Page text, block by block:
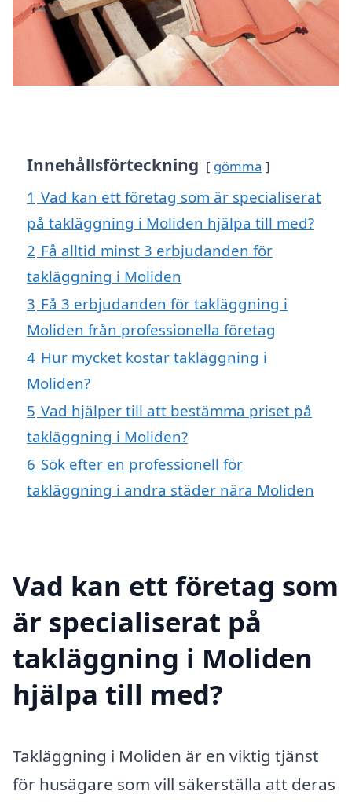
Innehållsförteckning gömma
1 Vad kan ett företag som är specialiserat
på takläggning i Moliden hjälpa till med?
2 Få alltid minst 3 erbjudanden för
takläggning i Moliden
3 Få 3 erbjudanden för takläggning i
Moliden från professionella företag
4 Hur mycket kostar takläggning i
Moliden?
5 Vad hjälper till att bestämma priset på
takläggning i Moliden?
6 Sök efter en professionell för
takläggning i andra städer nära Moliden
Vad kan ett företag som
är specialiserat på
takläggning i Moliden
hjälpa till med?
Takläggning i Moliden är en viktig tjänst
för husägare som vill säkerställa att deras